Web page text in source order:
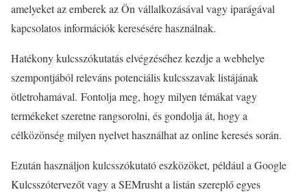
amelyeket az emberek az Ön vállalkozásával vagy iparágával
kapcsolatos információk keresésére használnak.
Hatékony kulcsszókutatás elvégzéséhez kezdje a webhelye
szempontjából releváns potenciális kulcsszavak listájának
ötletrohamával. Fontolja meg, hogy milyen témákat vagy
termékeket szeretne rangsorolni, és gondolja át, hogy a
célközönség milyen nyelvet használhat az online keresés során.
Ezután használjon kulcsszókutató eszközöket, például a Google
Kulcsszótervezőt vagy a SEMrusht a listán szereplő egyes